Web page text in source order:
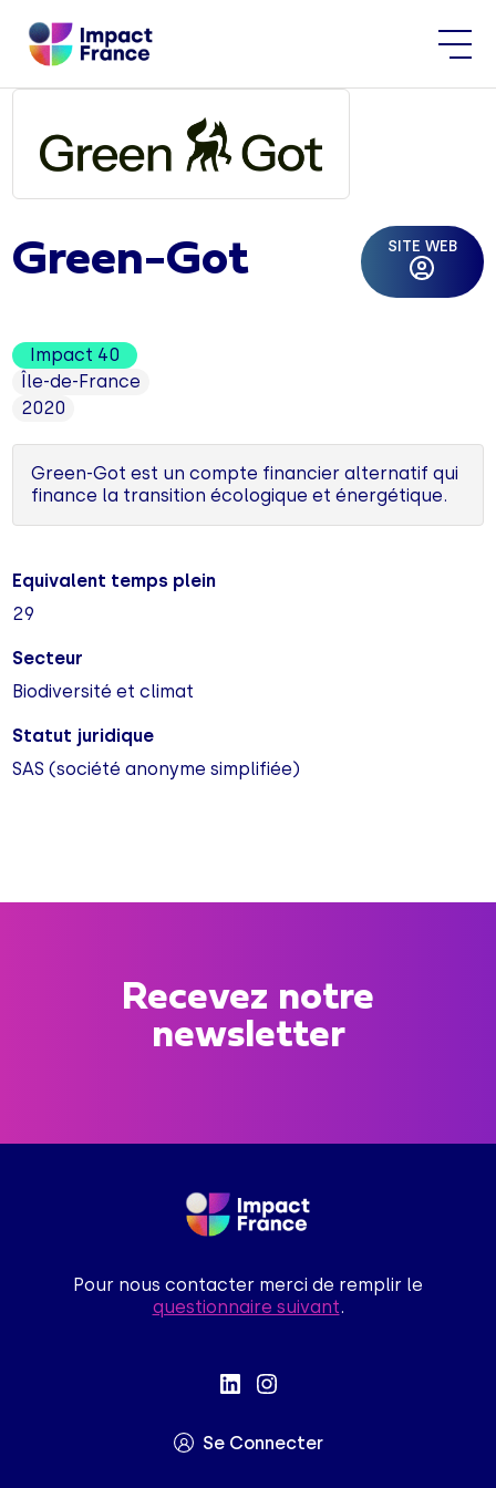
Green-Got SITE WEB
Impact 40
Île-de-France
2020
Green-Got est un compte financier alternatif qui
finance la transition écologique et énergétique.
Equivalent temps plein
29
Secteur
Biodiversité et climat
Statut juridique
SAS (société anonyme simplifiée)
Recevez notre
newsletter
Pour nous contacter merci de remplir le
questionnaire suivant.
Se Connecter